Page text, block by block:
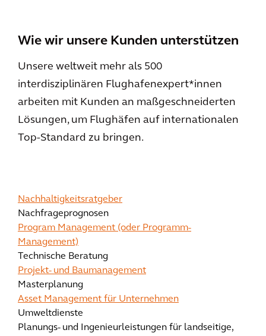
Wie wir unsere Kunden unterstützen
Unsere weltweit mehr als 500
interdisziplinären Flughafenexpert*innen
arbeiten mit Kunden an maßgeschneiderten
Lösungen, um Flughäfen auf internationalen
Top-Standard zu bringen.
Nachhaltigkeitsratgeber
Nachfrageprognosen
Program Management (oder Programm-
Management)
Technische Beratung
Projekt- und Baumanagement
Masterplanung
Asset Management für Unternehmen
Umweltdienste
Planungs- und Ingenieurleistungen für landseitige,